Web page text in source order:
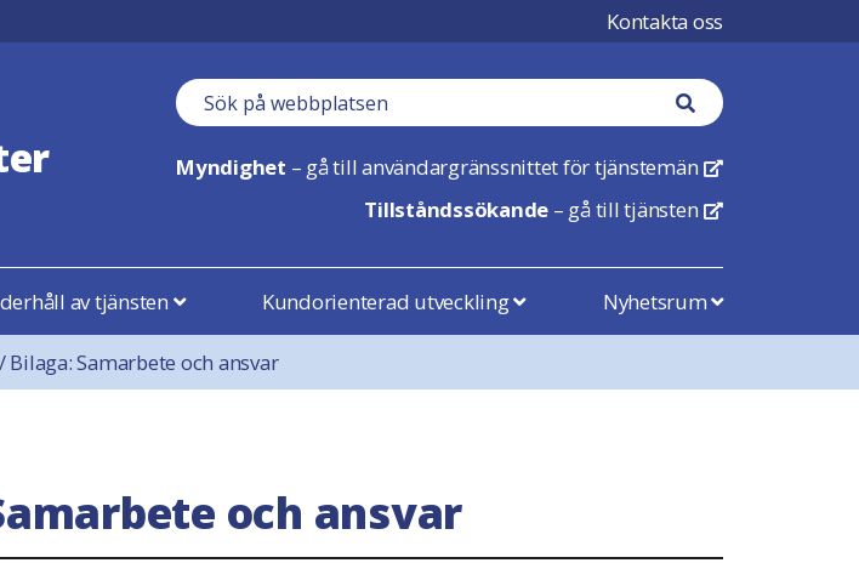
Kontakta oss
Sökfält
Sökknapp
Myndighet – gå till användargränssnittet för tjänstemän Öppnas i en ny flik
Tillståndssökande – gå till tjänsten Öppnas i en ny flik
av tjänsten Kundorienterad utveckling Nyhetsrum
/Bilaga: Samarbete och ansvar
och ansvar